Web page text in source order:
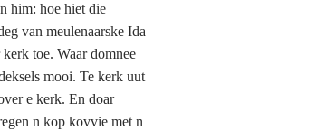
him: hoe hiet die
van meulenaarske Ida
toe. Waar domnee
mooi. Te kerk uut
e kerk. En doar
n kop kovvie met n